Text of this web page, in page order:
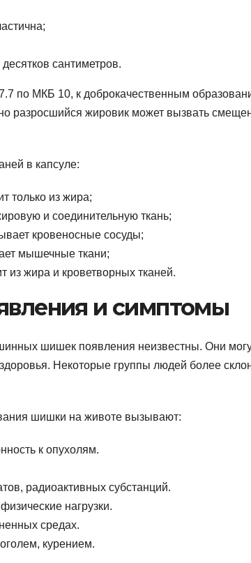
сантиметров.
по МКБ 10, к доброкачественным
разросшийся жировик может вызвать
в капсуле:
только из жира;
и соединительную ткань;
кровеносные сосуды;
мышечные ткани;
из жира и кроветворных тканей.
и симптомы
шишек появления неизвестны. Они
Некоторые группы людей более
шишки на животе вызывают:
к опухолям.
радиоактивных субстанций.
нагрузки.
средах.
курением.